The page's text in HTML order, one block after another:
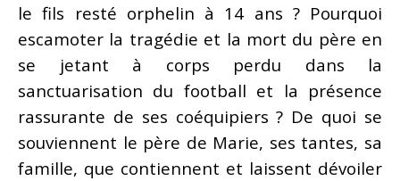
le fils resté orphelin à 14 ans ? Pourquoi
escamoter la tragédie et la mort du père en
se jetant à corps perdu dans la
sanctuarisation du football et la présence
rassurante de ses coéquipiers ? De quoi se
souviennent le père de Marie, ses tantes, sa
famille, que contiennent et laissent dévoiler